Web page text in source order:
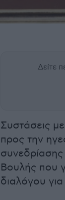
Δείτε
Συστάσεις
προς την
Βουλής που
διαλόγου